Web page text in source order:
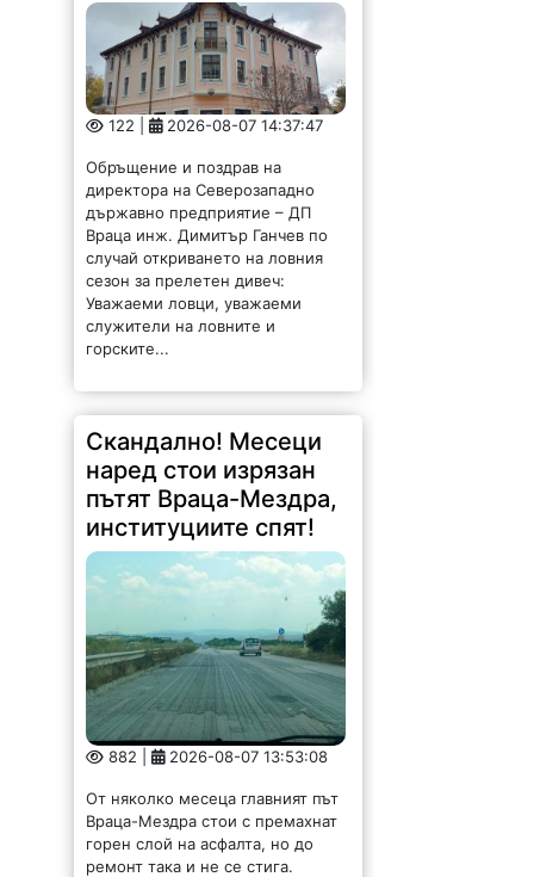
122 | 2026-08-07 14:37:47
Обръщение и поздрав на
директора на Северозападно
държавно предприятие – ДП
Враца инж. Димитър Ганчев по
случай откриването на ловния
сезон за прелетен дивеч:
Уважаеми ловци, уважаеми
служители на ловните и
горските...
Скандално! Месеци
наред стои изрязан
пътят Враца-Мездра,
институциите спят!
882 | 2026-08-07 13:53:08
От няколко месеца главният път
Враца-Мездра стои с премахнат
горен слой на асфалта, но до
ремонт така и не се стига.